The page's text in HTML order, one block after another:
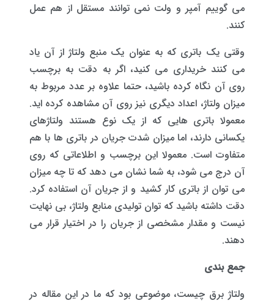
می گوییم آمپر و ولت نمی توانند مستقل از هم عمل
کنند.
وقتی یک باتری که به عنوان یک منبع ولتاژ از آن یاد
می کنند خریداری می کنید، اگر به دقت به برچسب
روی آن نگاه کرده باشید، حتما علاوه بر عدد مربوط به
میزان ولتاژ، اعداد دیگری نیز روی آن مشاهده کرده اید.
معمولا باتری هایی که از یک نوع هستند ولتاژهای
یکسانی دارند، اما میزان شدت جریان در باتری ها با هم
متفاوت است. معمولا این برچسب و اطلاعاتی که روی
آن درج می شود، به شما نشان می دهد که تا چه میزان
می توان از باتری کار کشید و از جریان آن استفاده کرد.
دقت داشته باشید که توان تولیدی منابع ولتاژ، بی نهایت
نیست و مقدار مشخصی از جریان را در اختیار قرار می
دهند.
جمع بندی
ولتاژ برق چیست، موضوعی بود که ما در این مقاله در